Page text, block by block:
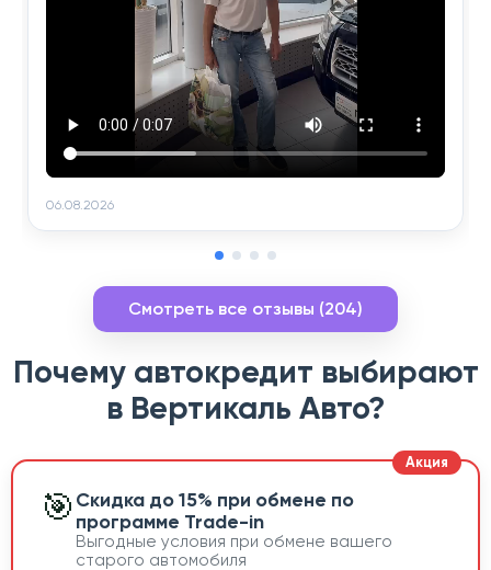
06.08.2026
Смотреть все отзывы (204)
Почему автокредит выбирают
в Вертикаль Авто?
🎯 Скидка до 15% при обмене по
программе Trade-in
Выгодные условия при обмене вашего
старого автомобиля